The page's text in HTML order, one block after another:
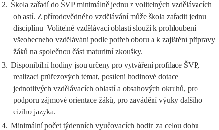
2. Škola zařadí do ŠVP minimálně jednu z volitelných vzdělávacích
oblastí. Z přírodovědného vzdělávání může škola zařadit jednu
disciplínu. Volitelné vzdělávací oblasti slouží k prohloubení
všeobecného vzdělávání podle potřeb oboru a k zajištění přípravy
žáků na společnou část maturitní zkoušky.
3. Disponibilní hodiny jsou určeny pro vytváření profilace ŠVP,
realizaci průřezových témat, posílení hodinové dotace
jednotlivých vzdělávacích oblastí a obsahových okruhů, pro
podporu zájmové orientace žáků, pro zavádění výuky dalšího
cizího jazyka.
4. Minimální počet týdenních vyučovacích hodin za celou dobu